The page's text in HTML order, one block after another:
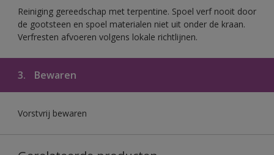
Reiniging gereedschap met terpentine. Spoel verf nooit door
de gootsteen en spoel materialen niet uit onder de kraan.
Verfresten afvoeren volgens lokale richtlijnen.
3. Bewaren
Vorstvrij bewaren